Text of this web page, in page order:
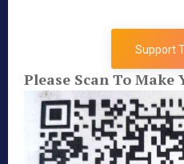
Support
Please Scan To